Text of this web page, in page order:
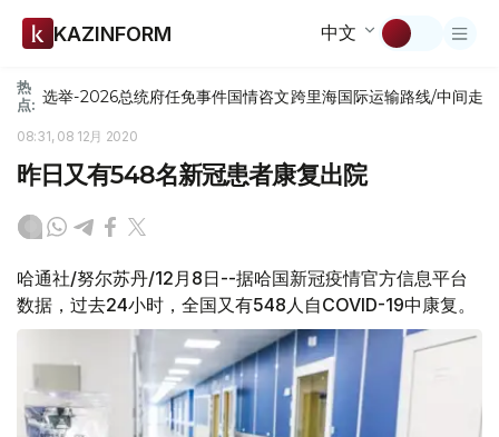
KAZINFORM 中文
热
点: 选举-2026总统府任免事件国情咨文跨里海国际运输路线/中间走廊
08:31, 08 12月 2020
昨日又有548名新冠患者康复出院
哈通社/努尔苏丹/12月8日--据哈国新冠疫情官方信息平台
数据，过去24小时，全国又有548人自COVID-19中康复。